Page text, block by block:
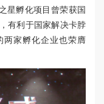
星孵化项目曾荣获国
有利于国家解决卡脖
两家孵化企业也荣膺